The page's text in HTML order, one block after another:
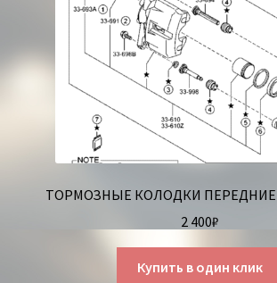
ТОРМОЗНЫЕ КОЛОДКИ ПЕРЕДНИЕ
2 400₽
Купить в один клик